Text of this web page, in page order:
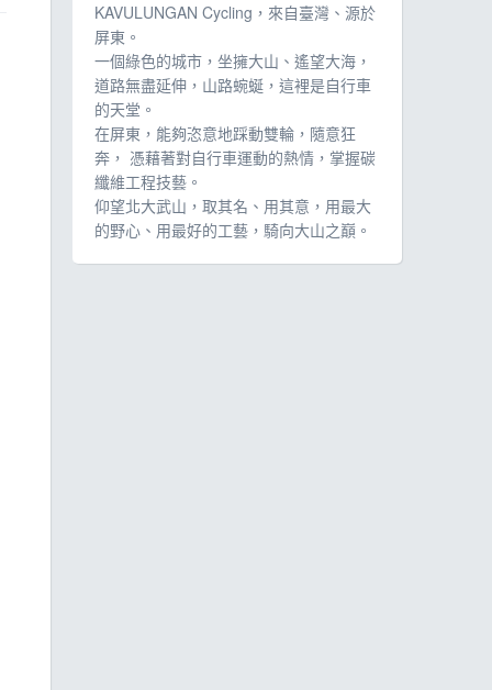
KAVULUNGAN Cycling，來自臺灣、源於
屏東。
一個綠色的城市，坐擁大山、遙望大海，
道路無盡延伸，山路蜿蜒，這裡是自行車
的天堂。
在屏東，能夠恣意地踩動雙輪，隨意狂
奔， 憑藉著對自行車運動的熱情，掌握碳
纖維工程技藝。
仰望北大武山，取其名、用其意，用最大
的野心、用最好的工藝，騎向大山之巔。